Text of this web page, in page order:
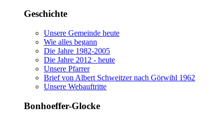
Geschichte
Unsere Gemeinde heute
Wie alles begann
Die Jahre 1982-2005
Die Jahre 2012 - heute
Unsere Pfarrer
Brief von Albert Schweitzer nach Görwihl 1962
Unsere Webauftritte
Bonhoeffer-Glocke